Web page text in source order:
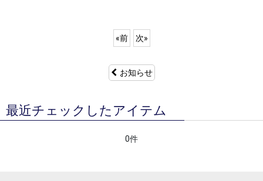
«前 次»
お知らせ
最近チェックしたアイテム
0件